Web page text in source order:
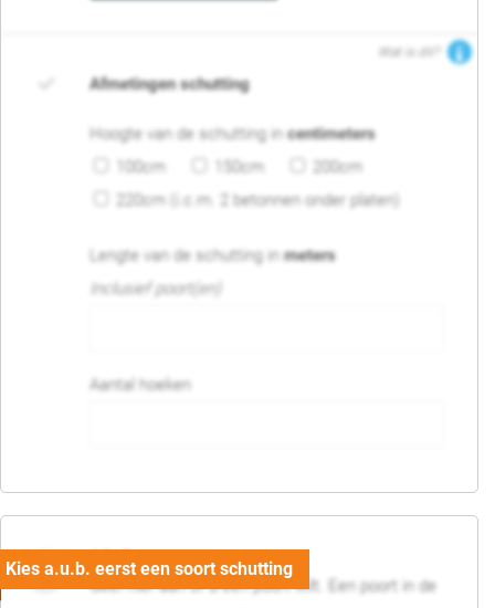
Wat is dit?
Afmetingen schutting
Hoogte van de schutting incentimeters
100cm
150cm
200cm
220cm (i.c.m. 2 betonnen onder platen)
Lengte van de schutting inmeters
Inclusief poort(en)
Aantal hoeken
05. Poort
Geef hier aan of u een poort wilt. Een poort in de